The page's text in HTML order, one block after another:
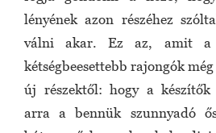
lényének azon részéhez
válni akar. Ez az, amit a
kétségbeesettebb rajongók
új részektől: hogy a készítők
arra a bennük szunnyadó